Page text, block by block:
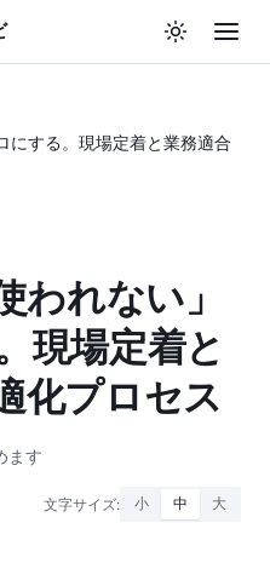
にする。現場定着と業務適合
われない」
現場定着と
化プロセス
ます
文字サイズ: 小 中 大